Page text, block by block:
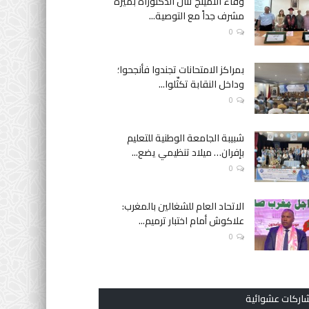
مشرف جداً مع التوصية...
0
بمراكز الامتحانات تجندوا فأنجحوا؛
وداخل النقابة تكثّلوا...
0
شبيبة الجامعة الوطنية للتعليم
بإفران… ميلاد تنظيمي يضع...
0
الاتحاد العام للشغالين بالمغرب:
علاكوش أمام اختبار ترميم...
0
عشوائية